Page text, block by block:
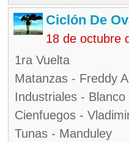
Ciclón De
18 de octubre
1ra Vuelta
Matanzas - Freddy
Industriales - Blanco
Cienfuegos -
Tunas - Manduley